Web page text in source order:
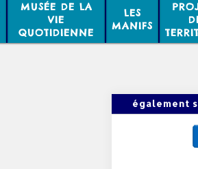
MUSÉE DE LA
VIE
QUOTIDIENNE
LES
MANIFS
également